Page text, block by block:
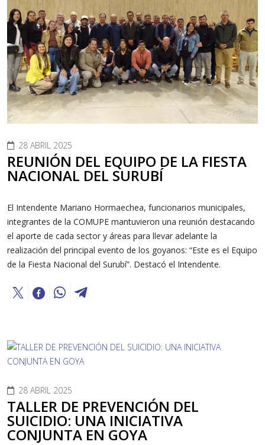
28 ABRIL 2025
REUNIÓN DEL EQUIPO DE LA FIESTA
NACIONAL DEL SURUBÍ
El Intendente Mariano Hormaechea, funcionarios municipales,
integrantes de la COMUPE mantuvieron una reunión destacando
el aporte de cada sector y áreas para llevar adelante la
realización del principal evento de los goyanos: “Este es el Equipo
de la Fiesta Nacional del Surubí”. Destacó el Intendente.
28 ABRIL 2025
TALLER DE PREVENCIÓN DEL
SUICIDIO: UNA INICIATIVA
CONJUNTA EN GOYA